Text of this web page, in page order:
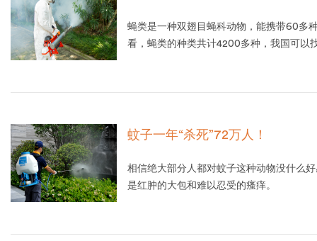
蝇类是一种双翅目蝇科动物，能携带60多
看，蝇类的种类共计4200多种，我国可以
蚊子一年“杀死”72万人！
相信绝大部分人都对蚊子这种动物没什么
是红肿的大包和难以忍受的瘙痒。